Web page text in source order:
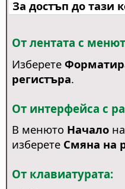
За достъп до тази
От лентата с
Изберете
регистъра.
От интерфейса с
В менюто Началона
изберете Смяна на
От клавиатурата: